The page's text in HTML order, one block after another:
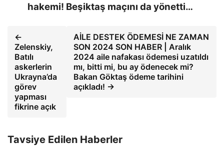
hakemi! Beşiktaş maçını da yönetti…
←
Zelenskiy,
Batılı
askerlerin
Ukrayna’da
görev
yapması
fikrine açık
AİLE DESTEK ÖDEMESİ NE ZAMAN
SON 2024 SON HABER | Aralık
2024 aile nafakası ödemesi uzatıldı
mı, bitti mi, bu ay ödenecek mi?
Bakan Göktaş ödeme tarihini
açıkladı! →
Tavsiye Edilen Haberler